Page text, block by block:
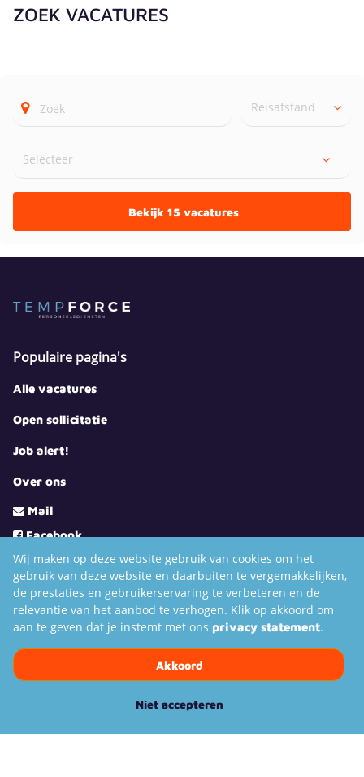
ZOEK VACATURES
Reisafstand
Bekijk 15 vacatures
Populaire pagina's
Alle vacatures
Open sollicitatie
Job alert!
Over ons
Mail
Facebook
LinkedIn
Youtube
Instagram
TikTok
Wij maken op deze website gebruik van cookies om het
gebruik van deze website en daarbuiten te vergemakkelijken,
de prestaties en gebruikerservaring te verbeteren en de
relevantie van het aanbod te verhogen. Klik op akkoord om
aan te geven dat je instemt met ons privacy statement.
Akkoord
Niet accepteren